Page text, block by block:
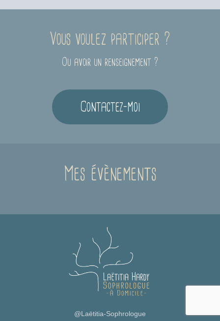
Vous voulez participer ?
Ou avoir un renseignement ?
Contactez-moi
Mes évènements
@Laëtitia-Sophrologue